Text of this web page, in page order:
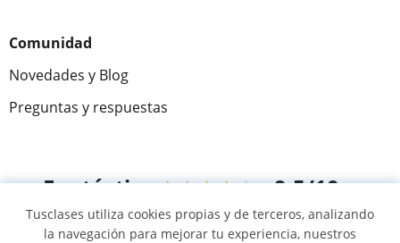
Comunidad
Novedades y Blog
Preguntas y respuestas
Fantástica★★★★★ 9,5/10
305915 opiniones de alumnos
Tusclases utiliza cookies propias y de terceros, analizando
la navegación para mejorar tu experiencia, nuestros